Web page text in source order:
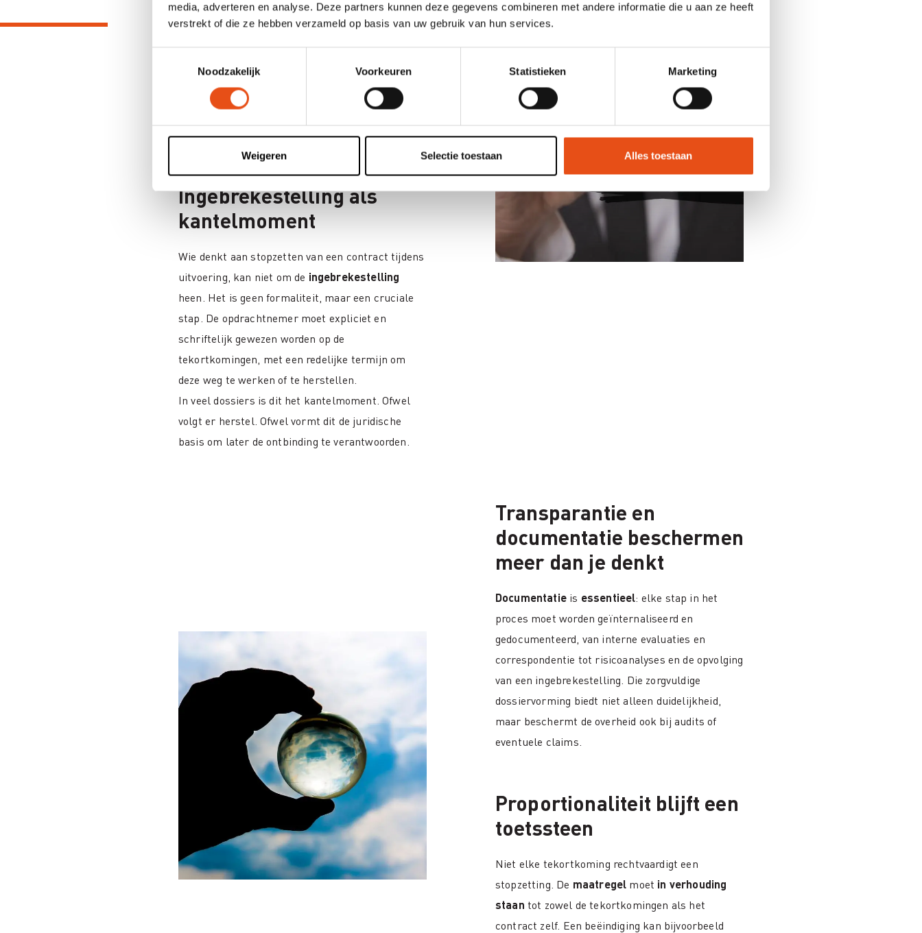
media, adverteren en analyse. Deze partners kunnen deze gegevens combineren met andere informatie die u aan ze heeft
verstrekt of die ze hebben verzameld op basis van uw gebruik van hun services.
Noodzakelijk
Voorkeuren Statistieken Marketing
Weigeren Selectie toestaan Alles toestaan
wanneer duidelijke contractuele bepalingen
worden geschonden, zoals niet nakoming,
structurele vertraging of ondermaatse prestaties,
kan een stopzetting juridisch overeind blijven. Een
beëindiging die voortkomt uit
veranderde
voorkeurenvan de opdrachtgever blijftjuridisch
kwetsbaar.
Ingebrekestelling als
kantelmoment
Wie denkt aan stopzetten van een contract tijdens
uitvoering, kan niet om de ingebrekestelling
heen. Het is geen formaliteit, maar een cruciale
stap. De opdrachtnemer moet expliciet en
schriftelijk gewezen worden op de
tekortkomingen, met een redelijke termijn om
deze weg te werken of te herstellen.
In veel dossiers is dit het kantelmoment. Ofwel
volgt er herstel. Ofwel vormt dit de juridische
basis om later de ontbinding te verantwoorden.
Transparantie en
documentatie beschermen
meer dan je denkt
Documentatie is essentieel: elke stap in het
proces moet worden geïnternaliseerd en
gedocumenteerd, van interne evaluaties en
correspondentie tot risicoanalyses en de opvolging
van een ingebrekestelling. Die zorgvuldige
dossiervorming biedt niet alleen duidelijkheid,
maar beschermt de overheid ook bij audits of
eventuele claims.
Proportionaliteit blijft een
toetssteen
Niet elke tekortkoming rechtvaardigt een
stopzetting. De maatregel moet in verhouding
staan tot zowel de tekortkomingen als het
contract zelf. Een beëindiging kan bijvoorbeeld